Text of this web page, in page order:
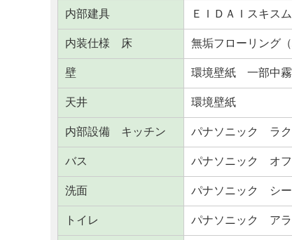
内部建具 ＥＩＤＡＩスキスム
内装仕様 床 無垢フローリング（
壁 環境壁紙 一部中
天井 環境壁紙
内部設備 キッチン パナソニック ラク
バス パナソニック オフ
洗面 パナソニック シー
トイレ パナソニック アラ